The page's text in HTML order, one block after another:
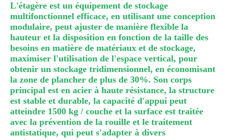
L'étagère est un équipement de stockage
multifonctionnel efficace, en utilisant une conception
modulaire, peut ajuster de manière flexible la
hauteur et la disposition en fonction de la taille des
besoins en matière de matériaux et de stockage,
maximiser l'utilisation de l'espace vertical, pour
obtenir un stockage tridimensionnel, en économisant
la zone de plancher de plus de 30%. Son corps
principal est en acier à haute résistance, la structure
est stable et durable, la capacité d'appui peut
atteindre 1500 kg / couche et la surface est traitée
avec la prévention de la rouille et le traitement
antistatique, qui peut s'adapter à divers